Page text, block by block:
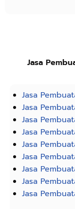
Jasa
Jasa
Jasa
Jasa
Jasa
Jasa
Jasa
Jasa
Jasa
Jasa